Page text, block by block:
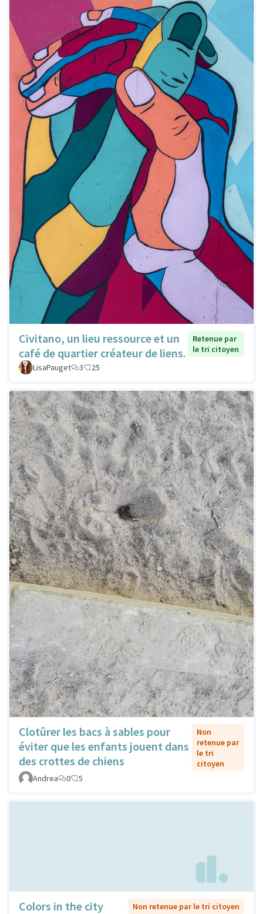
Civitano, un lieu ressource et un
café de quartier créateur de liens.
Retenue par
le tri citoyen
LisaPauget
3 25
Clotûrer les bacs à sables pour
éviter que les enfants jouent dans
des crottes de chiens
Non
retenue par
le tri
citoyen
Andrea
0 5
Colors in the city
Non retenue par le tri citoyen